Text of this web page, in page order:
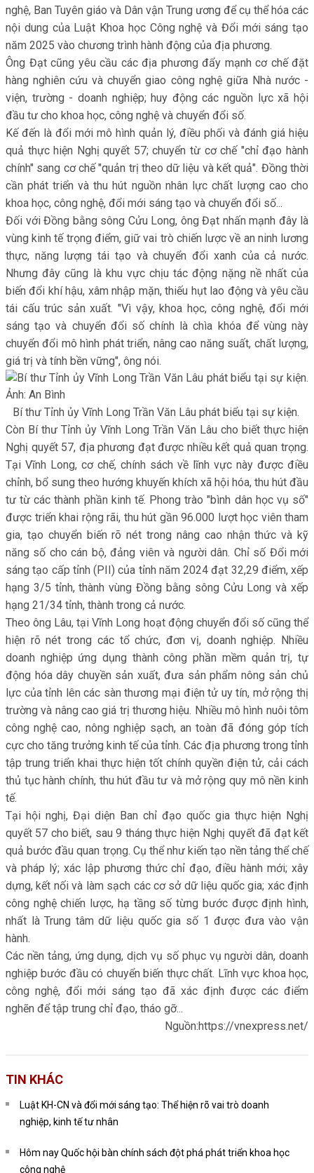
nghệ, Ban Tuyên giáo và Dân vận Trung ương để cụ thể hóa các
nội dung của Luật Khoa học Công nghệ và Đổi mới sáng tạo
năm 2025 vào chương trình hành động của địa phương.
Ông Đạt cũng yêu cầu các địa phương đẩy mạnh cơ chế đặt
hàng nghiên cứu và chuyển giao công nghệ giữa Nhà nước -
viện, trường - doanh nghiệp; huy động các nguồn lực xã hội
đầu tư cho khoa học, công nghệ và chuyển đổi số.
Kế đến là đổi mới mô hình quản lý, điều phối và đánh giá hiệu
quả thực hiện Nghị quyết 57; chuyển từ cơ chế "chỉ đạo hành
chính" sang cơ chế "quản trị theo dữ liệu và kết quả". Đồng thời
cần phát triển và thu hút nguồn nhân lực chất lượng cao cho
khoa học, công nghệ, đổi mới sáng tạo và chuyển đổi số...
Đối với Đồng bằng sông Cửu Long, ông Đạt nhấn mạnh đây là
vùng kinh tế trọng điểm, giữ vai trò chiến lược về an ninh lương
thực, năng lượng tái tạo và chuyển đổi xanh của cả nước.
Nhưng đây cũng là khu vực chịu tác động nặng nề nhất của
biến đổi khí hậu, xâm nhập mặn, thiếu hụt lao động và yêu cầu
tái cấu trúc sản xuất. "Vì vậy, khoa học, công nghệ, đổi mới
sáng tạo và chuyển đổi số chính là chìa khóa để vùng này
chuyển đổi mô hình phát triển, nâng cao năng suất, chất lượng,
giá trị và tính bền vững", ông nói.
Bí thư Tỉnh ủy Vĩnh Long Trần Văn Lâu phát biểu tại sự kiện.
Còn Bí thư Tỉnh ủy Vĩnh Long Trần Văn Lâu cho biết thực hiện
Nghị quyết 57, địa phương đạt được nhiều kết quả quan trọng.
Tại Vĩnh Long, cơ chế, chính sách về lĩnh vực này được điều
chỉnh, bổ sung theo hướng khuyến khích xã hội hóa, thu hút đầu
tư từ các thành phần kinh tế. Phong trào "bình dân học vụ số"
được triển khai rộng rãi, thu hút gần 96.000 lượt học viên tham
gia, tạo chuyển biến rõ nét trong nâng cao nhận thức và kỹ
năng số cho cán bộ, đảng viên và người dân. Chỉ số Đổi mới
sáng tạo cấp tỉnh (PII) của tỉnh năm 2024 đạt 32,29 điểm, xếp
hạng 3/5 tỉnh, thành vùng Đồng bằng sông Cửu Long và xếp
hạng 21/34 tỉnh, thành trong cả nước.
Theo ông Lâu, tại Vĩnh Long hoạt động chuyển đổi số cũng thể
hiện rõ nét trong các tổ chức, đơn vị, doanh nghiệp. Nhiều
doanh nghiệp ứng dụng thành công phần mềm quản trị, tự
động hóa dây chuyền sản xuất, đưa sản phẩm nông sản chủ
lực của tỉnh lên các sàn thương mại điện tử uy tín, mở rộng thị
trường và nâng cao giá trị thương hiệu. Nhiều mô hình nuôi tôm
công nghệ cao, nông nghiệp sạch, an toàn đã đóng góp tích
cực cho tăng trưởng kinh tế của tỉnh. Các địa phương trong tỉnh
tập trung triển khai thực hiện tốt chính quyền điện tử, cải cách
thủ tục hành chính, thu hút đầu tư và mở rộng quy mô nền kinh
tế.
Tại hội nghị, Đại diện Ban chỉ đạo quốc gia thực hiện Nghị
quyết 57 cho biết, sau 9 tháng thực hiện Nghị quyết đã đạt kết
quả bước đầu quan trọng. Cụ thể như kiến tạo nền tảng thể chế
và pháp lý; xác lập phương thức chỉ đạo, điều hành mới; xây
dựng, kết nối và làm sạch các cơ sở dữ liệu quốc gia; xác định
công nghệ chiến lược, hạ tầng số từng bước được định hình,
nhất là Trung tâm dữ liệu quốc gia số 1 được đưa vào vận
hành.
Các nền tảng, ứng dụng, dịch vụ số phục vụ người dân, doanh
nghiệp bước đầu có chuyển biến thực chất. Lĩnh vực khoa học,
công nghệ, đổi mới sáng tạo đã xác định được các điểm
nghẽn để tập trung chỉ đạo, tháo gỡ...
Nguồn:https://vnexpress.net/
TIN KHÁC
Luật KH-CN và đổi mới sáng tạo: Thể hiện rõ vai trò doanh
nghiệp, kinh tế tư nhân
Hôm nay Quốc hội bàn chính sách đột phá phát triển khoa học
công nghệ